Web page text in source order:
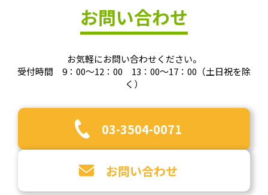
お問い合わせ
お気軽にお問い合わせください。
受付時間 9：00～12：00 13：00～17：00（土日祝を除
く）
03-3504-0071
お問い合わせ